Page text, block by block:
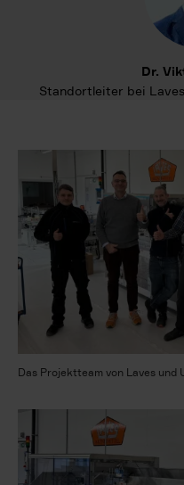
Dr.
Standortleiter bei
Das Projektteam von Laves und